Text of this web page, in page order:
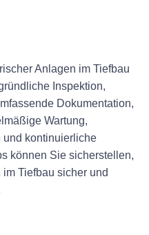
Anlagen im Tiefbau
Inspektion,
Dokumentation,
Wartung,
und kontinuierliche
können Sie sicherstellen,
Tiefbau sicher und